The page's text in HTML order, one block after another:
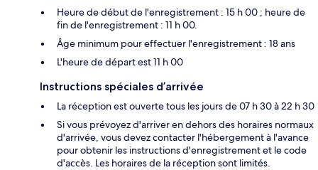
Heure de début de l'enregistrement : 15 h 00 ; heure de
fin de l'enregistrement : 11 h 00.
Âge minimum pour effectuer l'enregistrement : 18 ans
L'heure de départ est 11 h 00
Instructions spéciales d’arrivée
La réception est ouverte tous les jours de 07 h 30 à 22 h 30
Si vous prévoyez d'arriver en dehors des horaires normaux
d'arrivée, vous devez contacter l'hébergement à l'avance
pour obtenir les instructions d'enregistrement et le code
d'accès. Les horaires de la réception sont limités.